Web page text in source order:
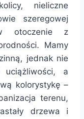
nieliczne
szeregowej
otoczenie z
Mamy
jednak nie
a
kolorystykę –
terenu,
drzewa i